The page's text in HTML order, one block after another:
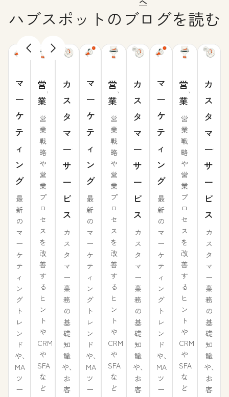
ハブスポットのブログを読む
マ
ー
ケ
テ
ィ
ン
グ
最
新
の
マ
ー
ケ
テ
ィ
ン
グ
ト
レ
ン
ド
や、
MA
ツ
ー
営
業
営
業
戦
略
や
営
業
プ
ロ
セ
ス
を
改
善
す
る
ヒ
ン
ト
や
CRM
や
SFA
な
ど
カ
ス
タ
マ
ー
サ
ー
ビ
ス
カ
ス
タ
マ
ー
業
務
の
基
礎
知
識
や、
お
客
マ
ー
ケ
テ
ィ
ン
グ
最
新
の
マ
ー
ケ
テ
ィ
ン
グ
ト
レ
ン
ド
や、
MA
ツ
ー
営
業
営
業
戦
略
や
営
業
プ
ロ
セ
ス
を
改
善
す
る
ヒ
ン
ト
や
CRM
や
SFA
な
ど
カ
ス
タ
マ
ー
サ
ー
ビ
ス
カ
ス
タ
マ
ー
業
務
の
基
礎
知
識
や、
お
客
マ
ー
ケ
テ
ィ
ン
グ
最
新
の
マ
ー
ケ
テ
ィ
ン
グ
ト
レ
ン
ド
や、
MA
ツ
ー
営
業
営
業
戦
略
や
営
業
プ
ロ
セ
ス
を
改
善
す
る
ヒ
ン
ト
や
CRM
や
SFA
な
ど
カ
ス
タ
マ
ー
サ
ー
ビ
ス
カ
ス
タ
マ
ー
業
務
の
基
礎
知
識
や、
お
客